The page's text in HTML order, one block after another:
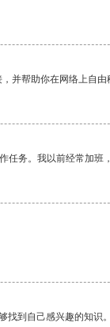
并帮助你在网络上自由
务。我以前经常加班
到自己感兴趣的知识。